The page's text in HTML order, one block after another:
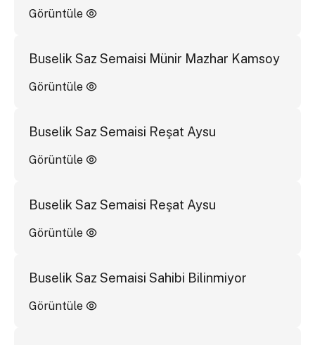
Görüntüle
Buselik Saz Semaisi Münir Mazhar Kamsoy
Görüntüle
Buselik Saz Semaisi Reşat Aysu
Görüntüle
Buselik Saz Semaisi Reşat Aysu
Görüntüle
Buselik Saz Semaisi Sahibi Bilinmiyor
Görüntüle